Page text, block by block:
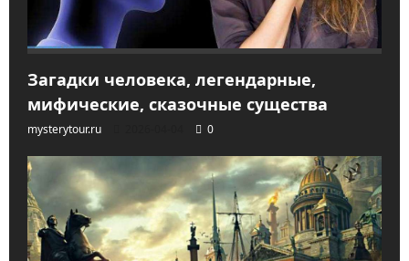
Загадки человека, легендарные,
мифические, сказочные существа
mysterytour.ru 0